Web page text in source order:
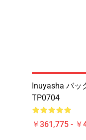
Inuyasha バッ
TP0704
￥361,775 -